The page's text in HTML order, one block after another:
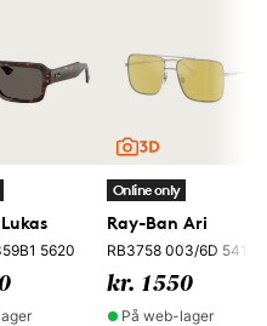
5620
Online only
Ray-Ban Ari
RB3758 003/6D 5416
kr. 1550
På web-lager